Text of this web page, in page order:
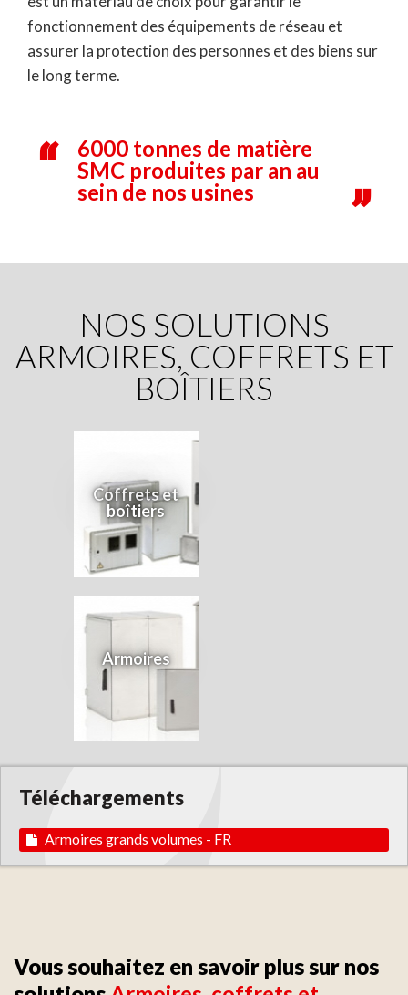
fonctionnement des équipements de réseau et
assurer la protection des personnes et des biens sur
le long terme.
6000 tonnes de matière
SMC produites par an au
sein de nos usines
NOS SOLUTIONS
ARMOIRES, COFFRETS ET
BOÎTIERS
Coffrets et
boîtiers
Armoires
Téléchargements
Armoires grands volumes - FR
Vous souhaitez en savoir plus sur nos